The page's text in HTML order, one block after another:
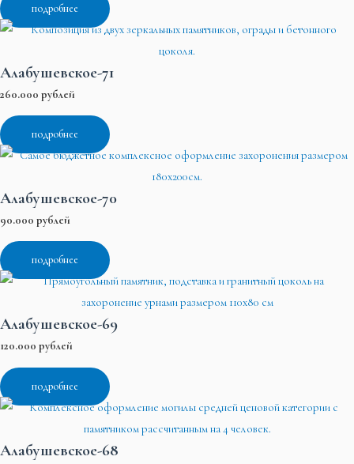
подробнее
Алабушевское-71
260.000 рублей
подробнее
Алабушевское-70
90.000 рублей
подробнее
Алабушевское-69
120.000 рублей
подробнее
Алабушевское-68